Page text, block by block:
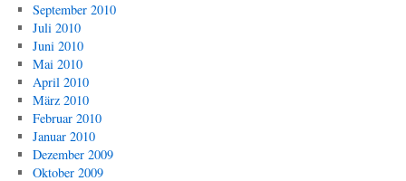
September 2010
Juli 2010
Juni 2010
Mai 2010
April 2010
März 2010
Februar 2010
Januar 2010
Dezember 2009
Oktober 2009